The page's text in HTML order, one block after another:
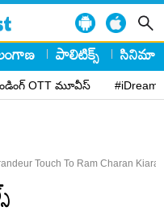
పాలిటిక్స్ సినిమా
OTT మూవీస్
Touch To Ram Charan